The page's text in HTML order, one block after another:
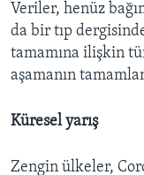
Veriler, henüz
da bir tıp
tamamına ilişkin
aşamanın
Küresel yarış
Zengin ülkeler,